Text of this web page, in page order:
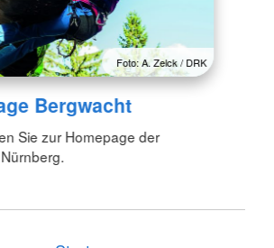
Foto: A. Zelck / DRK
Bergwacht
Sie zur Homepage der